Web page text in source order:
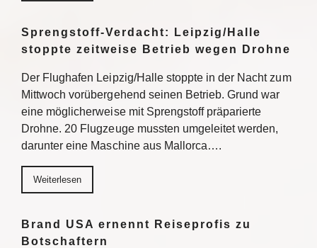
Sprengstoff-Verdacht: Leipzig/Halle
stoppte zeitweise Betrieb wegen Drohne
Der Flughafen Leipzig/Halle stoppte in der Nacht zum
Mittwoch vorübergehend seinen Betrieb. Grund war
eine möglicherweise mit Sprengstoff präparierte
Drohne. 20 Flugzeuge mussten umgeleitet werden,
darunter eine Maschine aus Mallorca….
Weiterlesen
Brand USA ernennt Reiseprofis zu
Botschaftern